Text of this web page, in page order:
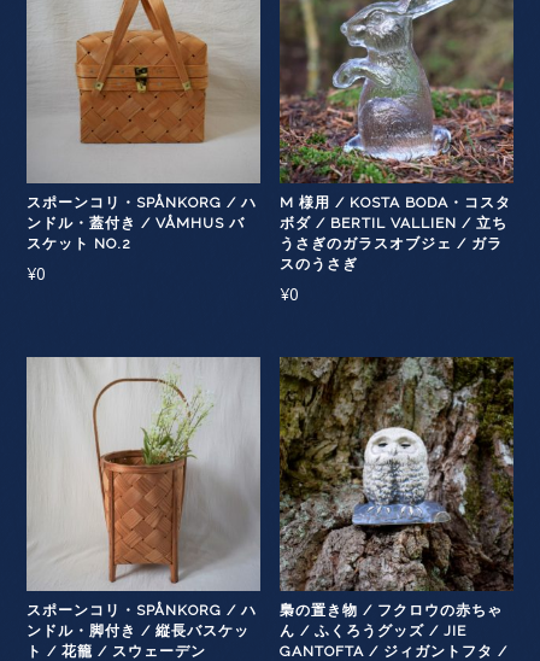
スポーンコリ・SPÅNKORG / ハ
ンドル・蓋付き / VÅMHUS バ
スケット NO.2
¥0
M 様用 / KOSTA BODA・コスタ
ボダ / BERTIL VALLIEN / 立ち
うさぎのガラスオブジェ / ガラ
スのうさぎ
¥0
スポーンコリ・SPÅNKORG / ハ
ンドル・脚付き / 縦長バスケッ
ト / 花籠 / スウェーデン
梟の置き物 / フクロウの赤ちゃ
ん / ふくろうグッズ / JIE
GANTOFTA / ジィガントフタ /